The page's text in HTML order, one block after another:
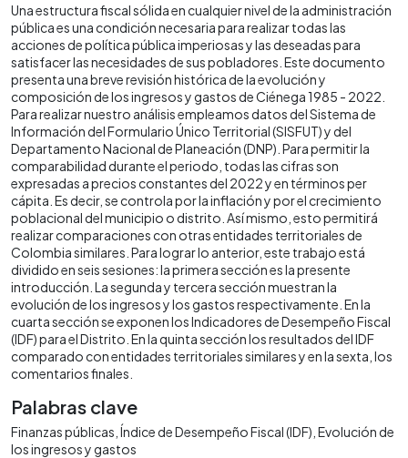
Una estructura fiscal sólida en cualquier nivel de la administración
pública es una condición necesaria para realizar todas las
acciones de política pública imperiosas y las deseadas para
satisfacer las necesidades de sus pobladores. Este documento
presenta una breve revisión histórica de la evolución y
composición de los ingresos y gastos de Ciénega 1985 - 2022.
Para realizar nuestro análisis empleamos datos del Sistema de
Información del Formulario Único Territorial (SISFUT) y del
Departamento Nacional de Planeación (DNP). Para permitir la
comparabilidad durante el periodo, todas las cifras son
expresadas a precios constantes del 2022 y en términos per
cápita. Es decir, se controla por la inflación y por el crecimiento
poblacional del municipio o distrito. Así mismo, esto permitirá
realizar comparaciones con otras entidades territoriales de
Colombia similares. Para lograr lo anterior, este trabajo está
dividido en seis sesiones: la primera sección es la presente
introducción. La segunda y tercera sección muestran la
evolución de los ingresos y los gastos respectivamente. En la
cuarta sección se exponen los Indicadores de Desempeño Fiscal
(IDF) para el Distrito. En la quinta sección los resultados del IDF
comparado con entidades territoriales similares y en la sexta, los
comentarios finales.
Palabras clave
Finanzas públicas Índice de Desempeño Fiscal (IDF) Evolución de
los ingresos y gastos